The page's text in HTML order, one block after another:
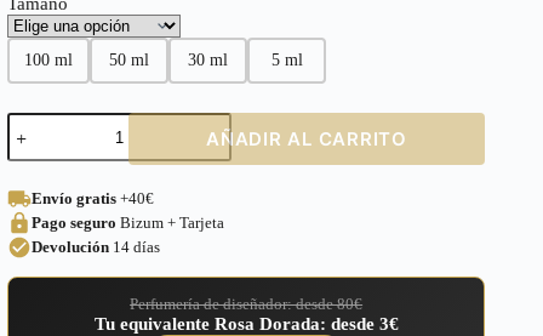
100 ml 50 ml 30 ml 5 ml
Perfume
equivalente
a
Esencial
Loewe
para
–
AÑADIR AL CARRITO
Envío gratis +40€
Pago seguro Bizum + Tarjeta
Devolución 14 días
Perfumería de diseñador: desde 80€
Tu equivalente Rosa Dorada: desde 3€